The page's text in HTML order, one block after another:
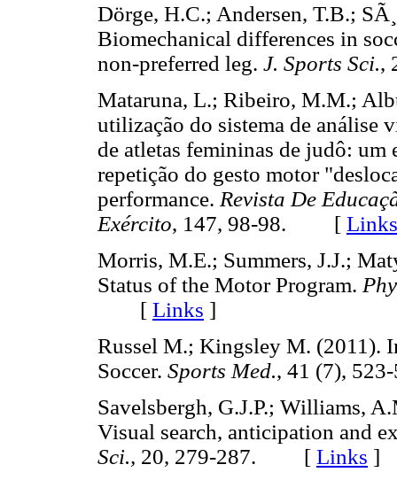
Dörge, H.C.; Andersen, T.B.;
Biomechanical differences in
non-preferred leg. J. Sports Sci.,
Mataruna, L.; Ribeiro, M.M.;
utilização do sistema de análise
de atletas femininas de judô:
repetição do gesto motor
performance. Revista De
Exército, 147, 98-98. [ Links
Morris, M.E.; Summers, J.J.;
Status of the Motor Program.
[ Links ]
Russel M.; Kingsley M. (2011).
Soccer. Sports Med., 41 (7),
Savelsbergh, G.J.P.; Williams,
Visual search, anticipation and
Sci., 20, 279-287. [ Links ]